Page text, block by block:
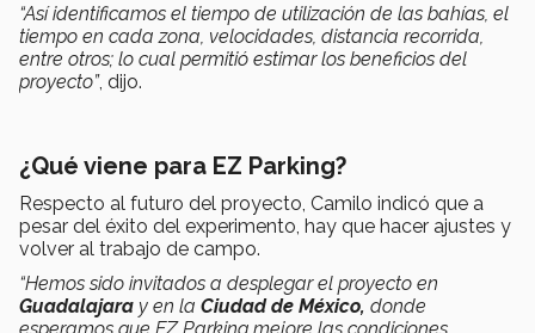
“Así identificamos el tiempo de utilización de las bahías, el
tiempo en cada zona, velocidades, distancia recorrida,
entre otros; lo cual permitió estimar los beneficios del
proyecto”, dijo.
¿Qué viene para EZ Parking?
Respecto al futuro del proyecto, Camilo indicó que a
pesar del éxito del experimento, hay que hacer ajustes y
volver al trabajo de campo.
“Hemos sido invitados a desplegar el proyecto en
Guadalajara y en la Ciudad de México, donde
esperamos que EZ Parking mejore las condiciones